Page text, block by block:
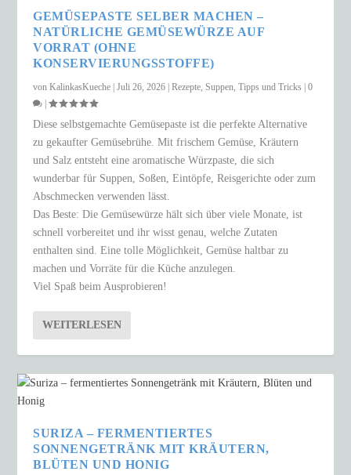
GEMÜSEPASTE SELBER MACHEN –
NATÜRLICHE GEMÜSEWÜRZE AUF
VORRAT (OHNE
KONSERVIERUNGSSTOFFE)
vonKalinkasKueche |Juli 26, 2026 |Rezepte ,Suppen ,Tipps und Tricks |0
|
Diese selbstgemachte Gemüsepaste ist die perfekte Alternative
zu gekaufter Gemüsebrühe. Mit frischem Gemüse, Kräutern
und Salz entsteht eine aromatische Würzpaste, die sich
wunderbar für Suppen, Soßen, Eintöpfe, Reisgerichte oder zum
Abschmecken verwenden lässt.
Das Beste: Die Gemüsewürze hält sich über viele Monate, ist
schnell vorbereitet und ihr wisst genau, welche Zutaten
enthalten sind. Eine tolle Möglichkeit, Gemüse haltbar zu
machen und Vorräte für die Küche anzulegen.
Viel Spaß beim Ausprobieren!
WEITERLESEN
SURIZA – FERMENTIERTES
SONNENGETRÄNK MIT KRÄUTERN,
BLÜTEN UND HONIG